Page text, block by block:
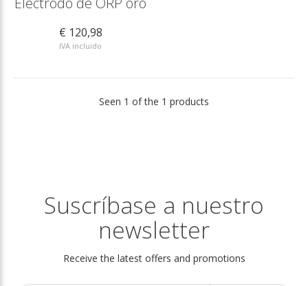
€ 120,98
IVA incluido
Seen 1 of the 1 products
Suscríbase a nuestro
newsletter
Receive the latest offers and promotions